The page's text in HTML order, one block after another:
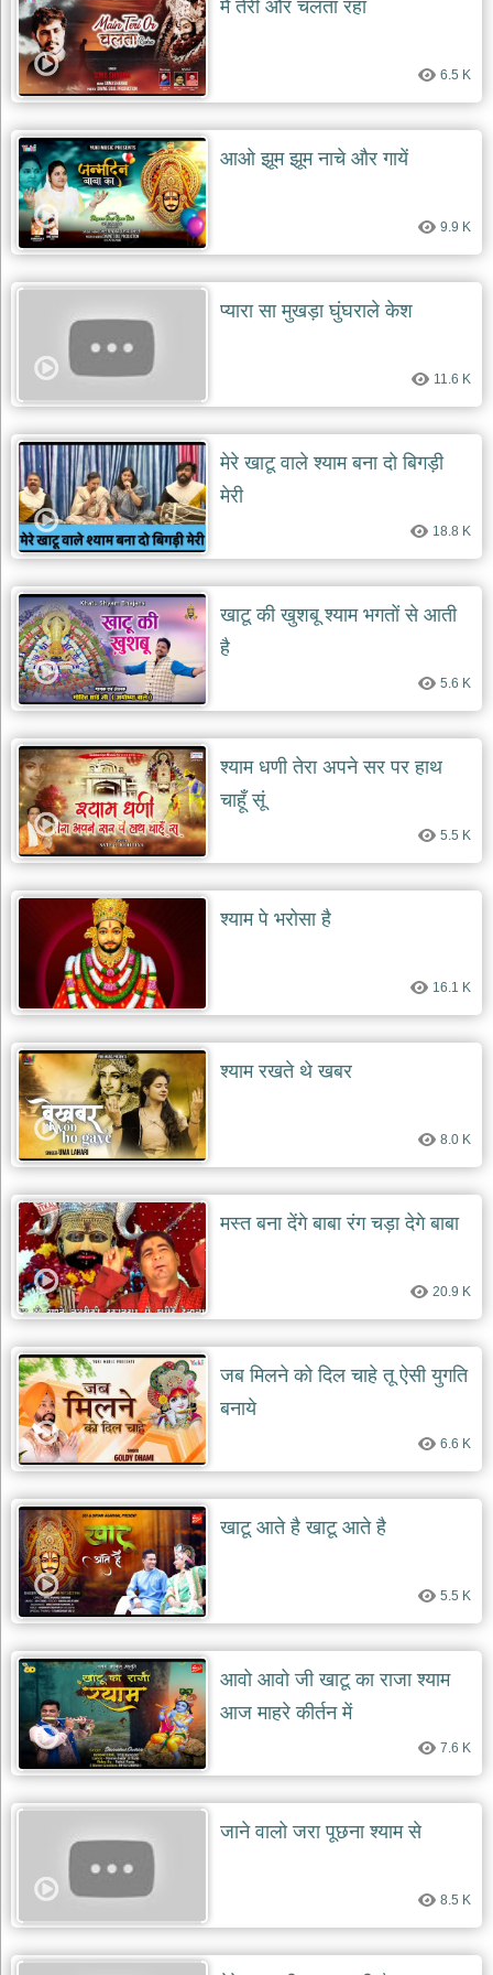
देश
भक्ति
भजन
patriotic
खाटू
श्याम
भजन
khatu
shaym
bhajans
रानी
भजन
rani
dadi
बावा
लाल
दयाल
भजन
bawa
lal
bhajans
शनि
देव
भजन
shani
dev
आज
का
भजन
bhajan
of
the
day
भजन
जोड़ें
add
bhajans
मैं तेरी और चलता रहा
6.5 K
आओ झूम झूम नाचे और गायें
9.9 K
प्यारा सा मुखड़ा घुंघराले केश
11.6 K
मेरे खाटू वाले श्याम बना दो बिगड़ी
मेरी
18.8 K
खाटू की खुशबू श्याम भगतों से आती
है
5.6 K
श्याम धणी तेरा अपने सर पर हाथ
चाहूँ सूं
5.5 K
श्याम पे भरोसा है
16.1 K
श्याम रखते थे खबर
8.0 K
मस्त बना देंगे बाबा रंग चड़ा देगे बाबा
20.9 K
जब मिलने को दिल चाहे तू ऐसी युगति
बनाये
6.6 K
खाटू आते है खाटू आते है
5.5 K
आवो आवो जी खाटू का राजा श्याम
आज माहरे कीर्तन में
7.6 K
जाने वालो जरा पूछना श्याम से
8.5 K